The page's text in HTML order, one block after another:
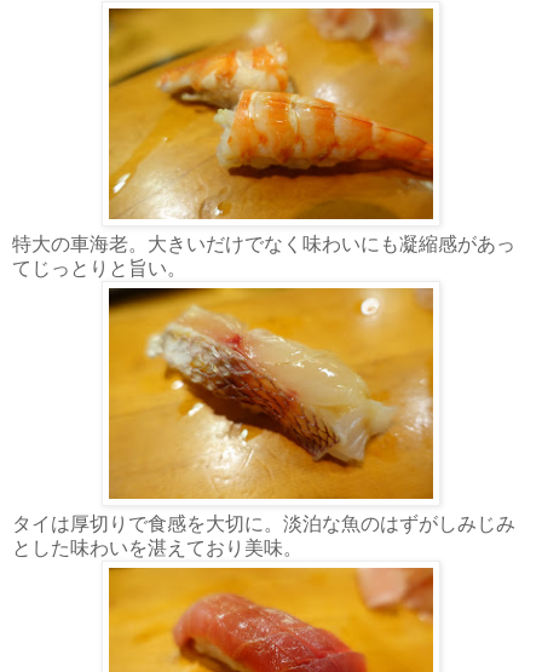
特大の車海老。大きいだけでなく味わいにも凝縮感があっ
てじっとりと旨い。
タイは厚切りで食感を大切に。淡泊な魚のはずがしみじみ
とした味わいを湛えており美味。